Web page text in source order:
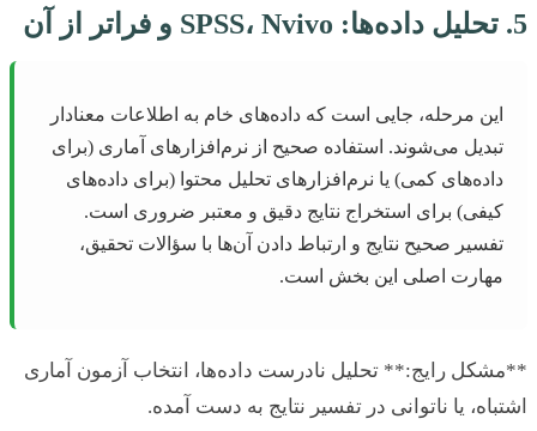
مرحله، جایی است که داده‌های خام به اطلاعات معنادار
می‌شوند. استفاده صحیح از نرم‌افزارهای آماری (برای
کمی) یا نرم‌افزارهای تحلیل محتوا (برای داده‌های
برای استخراج نتایج دقیق و معتبر ضروری است.
صحیح نتایج و ارتباط دادن آن‌ها با سؤالات تحقیق،
اصلی این بخش است.
رایج:** تحلیل نادرست داده‌ها، انتخاب آزمون آماری
یا ناتوانی در تفسیر نتایج به دست آمده.